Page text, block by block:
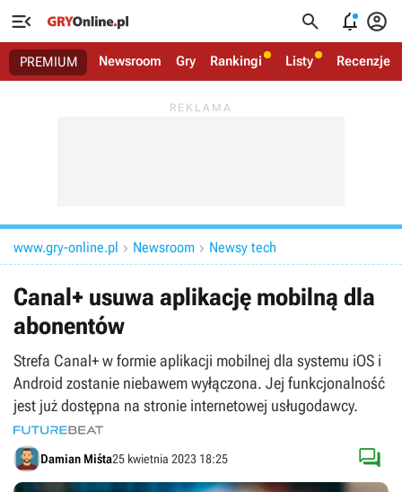
   
PREMIUM Newsroom Gry Rankingi Listy Recenzje
www.gry-online.pl  Newsroom  Newsy tech
Canal+ usuwa aplikację mobilną dla
abonentów
Strefa Canal+ w formie aplikacji mobilnej dla systemu iOS i
Android zostanie niebawem wyłączona. Jej funkcjonalność
jest już dostępna na stronie internetowej usługodawcy.
Damian Miśta25 kwietnia 2023 18:25 